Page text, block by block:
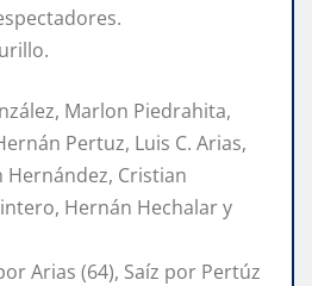
Marlon Piedrahita,
Pertuz, Luis C. Arias,
Hernández, Cristian
Hernán Hechalar y
Arias (64), Saíz por Pertúz